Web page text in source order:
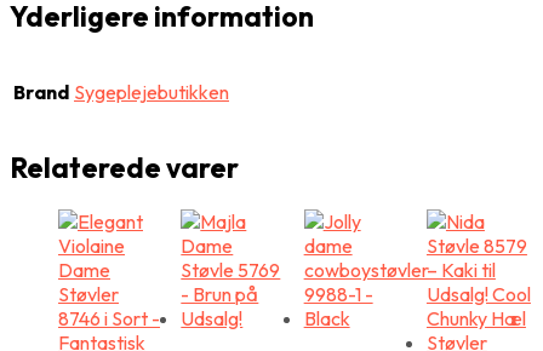
Yderligere information
Brand Sygeplejebutikken
Relaterede varer